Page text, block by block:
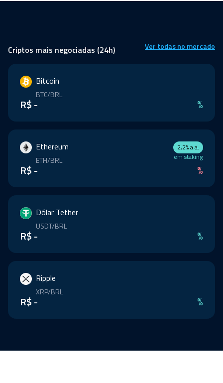
Criptos mais negociadas (24h) Ver todas no mercado
Bitcoin
BTC/BRL
R$ - %
Ethereum
ETH/BRL
2,2% a.a.
em staking
R$ - %
Dólar Tether
USDT/BRL
R$ - %
Ripple
XRP/BRL
R$ - %